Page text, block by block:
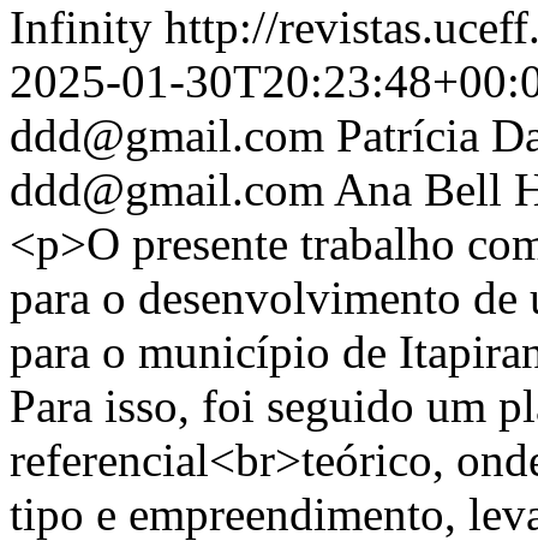
Infinity http://
2025-01-
ddd@gmail.com Patrícia
ddd@gmail.com Ana Bell
<p>O presente trabalho
para o desenvolvimento
para o município de
Para isso, foi seguido um
referencial<br>teórico,
tipo e empreendimento,